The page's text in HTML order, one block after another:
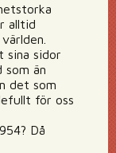
alltid
sina sidor
som än
det som
för oss
Då